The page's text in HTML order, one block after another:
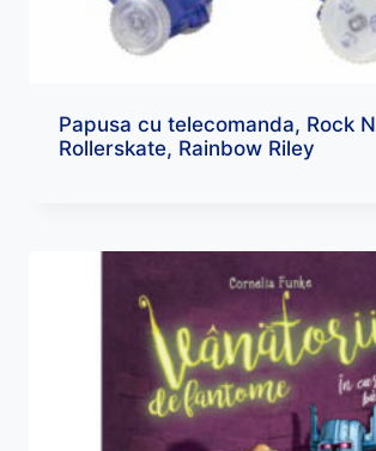
Papusa cu telecomanda, Rock N
Rollerskate, Rainbow Riley